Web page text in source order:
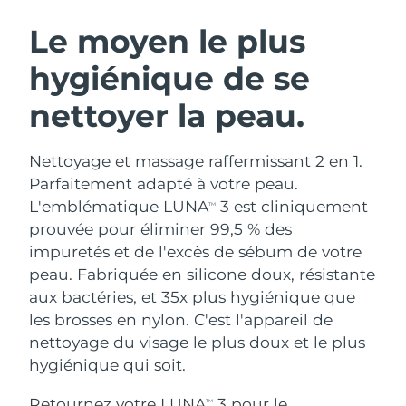
Le moyen le plus
hygiénique de se
nettoyer la peau.
Nettoyage et massage raffermissant 2 en 1.
Parfaitement adapté à votre peau.
L'emblématique LUNATM
3 est cliniquement
prouvée pour éliminer 99,5 % des
impuretés et de l'excès de sébum de votre
peau. Fabriquée en silicone doux, résistante
aux bactéries, et 35x plus hygiénique que
les brosses en nylon. C'est l'appareil de
nettoyage du visage le plus doux et le plus
hygiénique qui soit.
TM
Nettoyage du visage
Anti-aging massage
LUNA™ 4 Plus
Massage, LED heating
LUNA™ 4 Men
For men, anti-aging massage
Lifting
Microcurrent toning
BEAR™ 2 go
Microcurrent toning on-the-go
BEAR™ 2 eyes & lips
Microcurrent line smoothing device
Hydratation
UFO™ 3 coffret
Deep facial hydration
UFO™ 3 LED
Near-infrared and red light therapy
device
Soin bucco-dentaire
issa™ 4
Hybrid silicone sonic toothbrush
issa™ 4 plus
Smart hybrid silicone sonic toothbrush
FAQ™ TRAITEMENT ANTI-ÂGE
Anti-âge
NEW
Autriche Livraison estimée
Bahreïn Livraison estimée
Belgique Livraison estimée
Bermudes Livraison estimée18/08/2026
Bosnie-Herzégovine Livraison estimée 15/08/2026
Brunei Livraison estimée
Bulgarie Livraison estimée12/08/2026
Canada Livraison estimée 16/08/2026
Chili